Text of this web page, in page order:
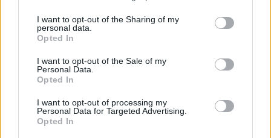
I want to opt-out of the Sharing of my
personal data.
Opted In
I want to opt-out of the Sale of my
Personal Data.
Opted In
I want to opt-out of processing my
Personal Data for Targeted Advertising.
Opted In